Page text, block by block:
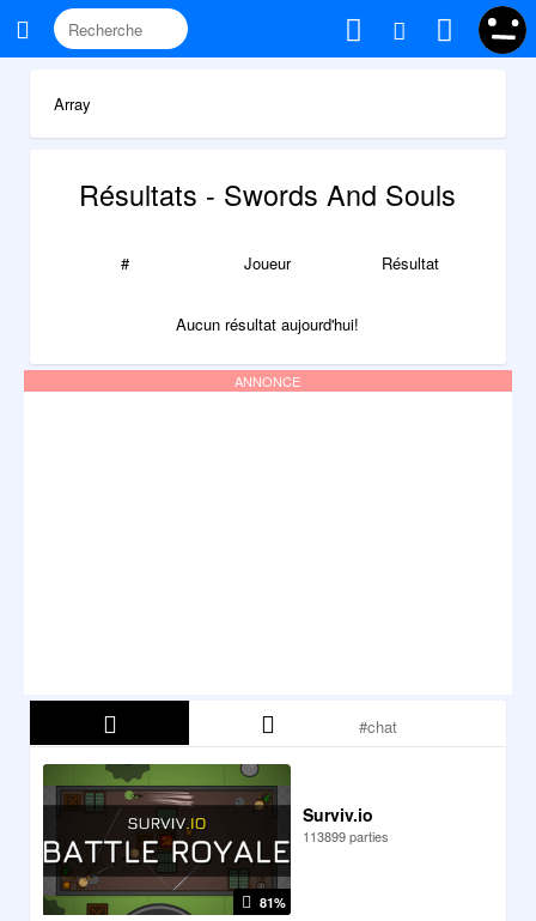
Array
Résultats - Swords And Souls
# Joueur Résultat
Aucun résultat aujourd'hui!
ANNONCE
81%
Surviv.io
113899 parties